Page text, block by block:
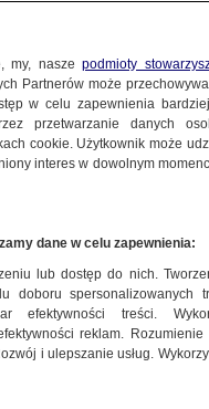
i wietrznie
na dziś: jeszcze
my, naszepodmioty
Partnerów może
w celu zapewnienia
przetwarzanie danych
cookie. Użytkownik może
interes w dowolnym
dane w celu zapewnienia:
lub dostęp do nich.
doboru spersonalizowanych
efektywności treści.
reklam.
i ulepszanie usług.